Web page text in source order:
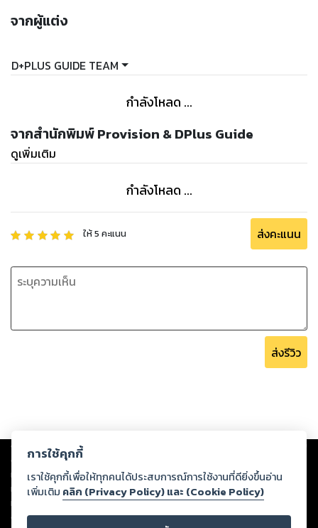
จากผู้แต่ง
D+PLUS GUIDE TEAM
กำลังโหลด ...
จากสำนักพิมพ์ Provision & DPlus Guide
ดูเพิ่มเติม
กำลังโหลด ...
ให้5 คะแนน ส่งคะแนน
ส่งรีวิว
Copyright © 2026
ต่อผลงานหรือเนื้อหาใดที่อัปโหลดผ่านเว็บไซต์และปรากฏว่าละเมิดสิทธิใน
ทรัพย์สินทางปัญญาของบุคคลอื่นหรือขัดต่อกฎหมายและศีลธรรม ดังนั้น ผู้อ่าน
ทุกท่านโปรดใช้วิจารณญาณในการกลั่นกรองด้วยตนเอง และหากท่านพบว่าส่วน
หนึ่งส่วนใดขัดต่อกฎหมายและศีลธรรม กรุณาแจ้งมายังบริษัท เพื่อทีมงานจะได้
ดำเนินการในทันที ทั้งนี้ ทางสตอรี่ล็อกขอสงวนลิขสิทธิ์ตามพระราชบัญญัติ
การใช้คุกกี้
เราใช้คุกกี้เพื่อให้ทุกคนได้ประสบการณ์การใช้งานที่ดียิ่งขึ้นอ่าน
เพิ่มเติม คลิก (Privacy Policy) และ (Cookie Policy)